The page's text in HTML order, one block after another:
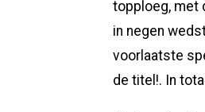
topploeg, met
in negen
voorlaatste
de titel!. In